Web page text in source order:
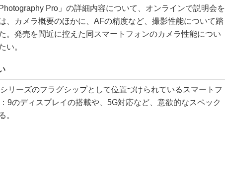
Pro」の詳細内容について、オンラインで説明会を
、カメラ概要のほかに、AFの精度など、撮影性能について踏
。発売を間近に控えた同スマートフォンのカメラ性能につい
い。
リーズのフラグシップとして位置づけられているスマートフ
9のディスプレイの搭載や、5G対応など、意欲的なスペック
。